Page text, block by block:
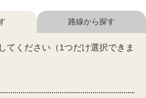
路線から探す
てください（1つだけ選択できま